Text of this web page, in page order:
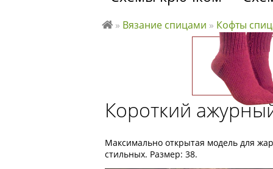
Короткий
Максимально открытая модель для
стильных. Размер: 38.
вя
ть
» Вязание спицами » Кофты